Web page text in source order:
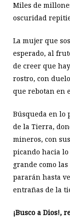
Miles de
oscuridad
La mujer que
esperado, al
de creer que
rostro, con
que rebotan en
Búsqueda en lo
de la Tierra,
mineros, con
picando hacia
grande como
pararán hasta
entrañas de la
¡Busco a Dios!,